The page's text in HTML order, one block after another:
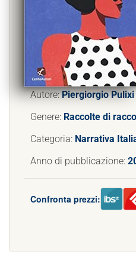
Autore:Piergiorgio Pulixi
Genere: Raccolte di
Categoria: Narrativa
Anno di pubblicazione:
Confronta prezzi: